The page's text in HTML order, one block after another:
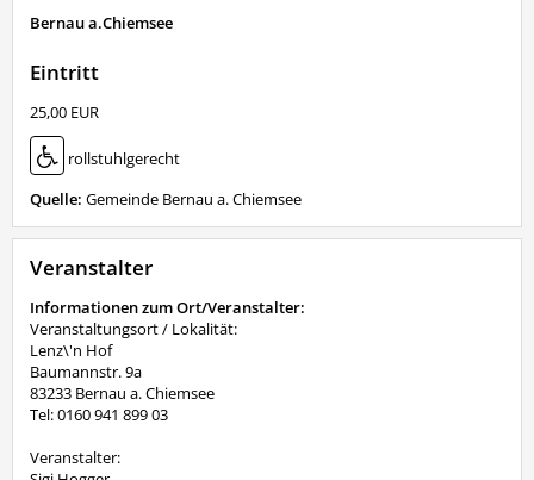
Bernau a.Chiemsee
Eintritt
25,00 EUR
rollstuhlgerecht
Quelle: Gemeinde Bernau a. Chiemsee
Veranstalter
Informationen zum Ort/Veranstalter:
Veranstaltungsort / Lokalität:
Lenz\'n Hof
Baumannstr. 9a
83233 Bernau a. Chiemsee
Tel: 0160 941 899 03
Veranstalter: